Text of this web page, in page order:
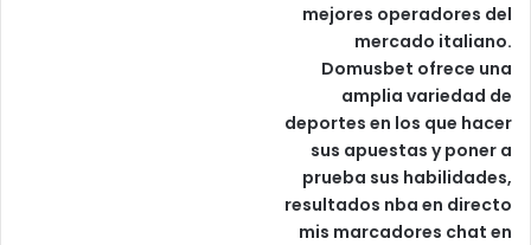
mejores operadores del
mercado italiano.
Domusbet ofrece una
amplia variedad de
deportes en los que hacer
sus apuestas y poner a
prueba sus habilidades,
resultados nba en directo
mis marcadores chat en